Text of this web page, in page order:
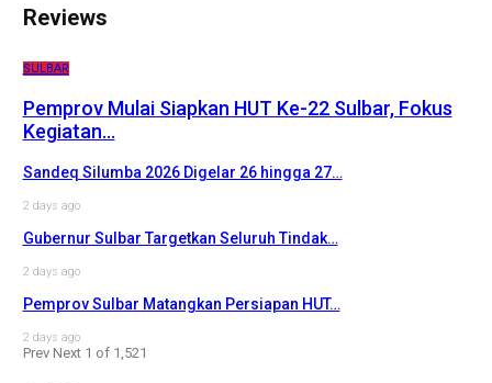
Reviews
SULBAR
Pemprov Mulai Siapkan HUT Ke-22 Sulbar, Fokus
Kegiatan…
Sandeq Silumba 2026 Digelar 26 hingga 27…
2 days ago
Gubernur Sulbar Targetkan Seluruh Tindak…
2 days ago
Pemprov Sulbar Matangkan Persiapan HUT…
2 days ago
Prev Next 1 of 1,521